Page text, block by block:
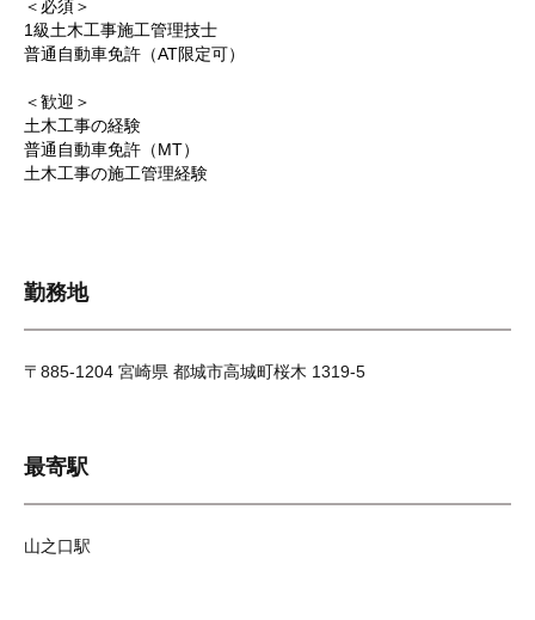
＜必須＞
1級土木工事施工管理技士
普通自動車免許（AT限定可）
＜歓迎＞
土木工事の経験
普通自動車免許（MT）
土木工事の施工管理経験
勤務地
〒885-1204 宮崎県 都城市高城町桜木 1319-5
最寄駅
山之口駅